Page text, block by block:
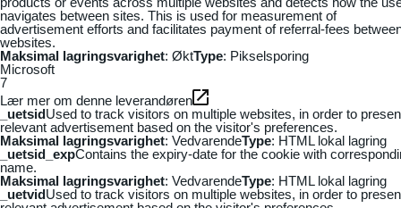
navigates between sites. This is used for measurement of
advertisement efforts and facilitates payment of referral-fees
websites.
Maksimal lagringsvarighet: ØktType: Pikselsporing
Microsoft
7
Lær mer om denne leverandøren
_uetsidUsed to track visitors on multiple websites, in order to
relevant advertisement based on the visitor's preferences.
Maksimal lagringsvarighet: VedvarendeType: HTML lokal lagring
_uetsid_expContains the expiry-date for the cookie with
name.
Maksimal lagringsvarighet: VedvarendeType: HTML lokal lagring
_uetvidUsed to track visitors on multiple websites, in order to